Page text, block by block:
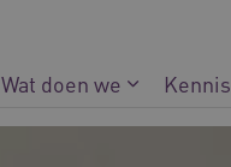
Wat doen we Kennis